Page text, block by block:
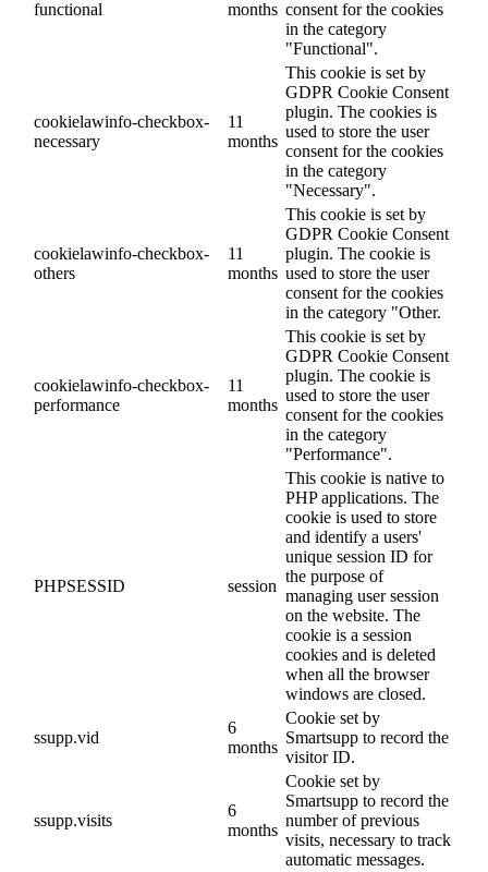
functional months consent for the cookies
in the category
"Functional".
cookielawinfo-checkbox-
necessary
11
months
This cookie is set by
GDPR Cookie Consent
plugin. The cookies is
used to store the user
consent for the cookies
in the category
"Necessary".
cookielawinfo-checkbox-
others
11
months
This cookie is set by
GDPR Cookie Consent
plugin. The cookie is
used to store the user
consent for the cookies
in the category "Other.
cookielawinfo-checkbox-
performance
11
months
This cookie is set by
GDPR Cookie Consent
plugin. The cookie is
used to store the user
consent for the cookies
in the category
"Performance".
PHPSESSID session
This cookie is native to
PHP applications. The
cookie is used to store
and identify a users'
unique session ID for
the purpose of
managing user session
on the website. The
cookie is a session
cookies and is deleted
when all the browser
windows are closed.
ssupp.vid
6
months
Cookie set by
Smartsupp to record the
visitor ID.
ssupp.visits
6
months
Cookie set by
Smartsupp to record the
number of previous
visits, necessary to track
automatic messages.